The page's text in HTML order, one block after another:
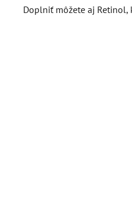
Doplniť môžete aj